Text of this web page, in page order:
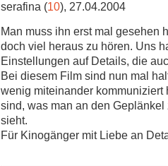
serafina (10), 27.04.2004
Man muss ihn erst mal gesehen
doch viel heraus zu hören. Uns
Einstellungen auf Details, die
Bei diesem Film sind nun mal
wenig miteinander
sind, was man an den
sieht.
Für Kinogänger mit Liebe an